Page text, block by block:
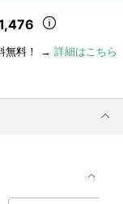
無料！ → 詳細はこちら